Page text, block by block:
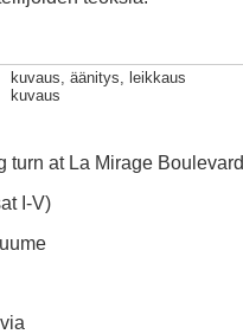
kuvaus, äänitys, leikkaus
kuvaus
turn at La Mirage Boulevard
I-V)